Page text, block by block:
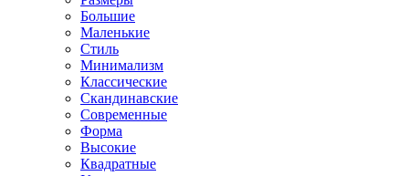
Большие
Маленькие
Стиль
Минимализм
Классические
Скандинавские
Современные
Форма
Высокие
Квадратные